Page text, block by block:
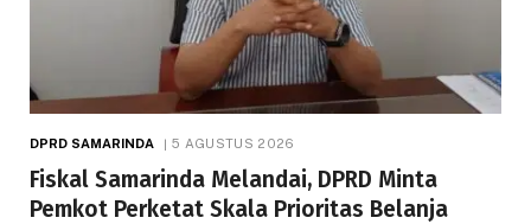
DPRD SAMARINDA 5 AGUSTUS 2026
Fiskal Samarinda Melandai, DPRD Minta
Pemkot Perketat Skala Prioritas Belanja